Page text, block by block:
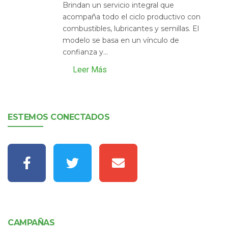
Brindan un servicio integral que
acompaña todo el ciclo productivo con
combustibles, lubricantes y semillas. El
modelo se basa en un vínculo de
confianza y...
Leer Más
ESTEMOS CONECTADOS
CAMPAÑAS